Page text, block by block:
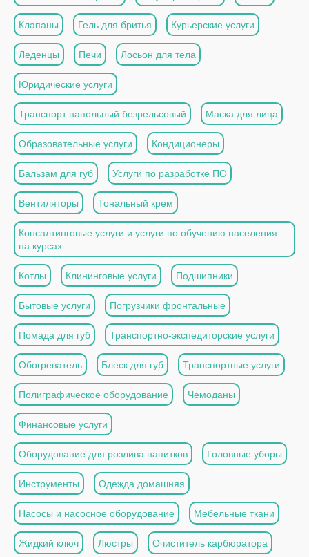
Клапаны Гель для бритья Курьерские услуги
Леденцы Печи Лосьон для тела
Юридические услуги
Транспорт напольный безрельсовый Маска для лица
Образовательные услуги Кондиционеры
Бальзам для губ Услуги по разработке ПО
Вентиляторы Тональный крем
Консалтинговые услуги и услуги по обучению населения
на курсах
Котлы Клининговые услуги Подшипники
Бытовые услуги Погрузчики фронтальные
Помада для губ Транспортно-экспедиторские услуги
Обогреватель Блеск для губ Транспортные услуги
Полиграфическое оборудование Чемоданы
Финансовые услуги
Оборудование для розлива напитков Головные уборы
Инструменты Одежда домашняя
Насосы и насосное оборудование Мебельные ткани
Жидкий ключ Люстры Очиститель карбюратора